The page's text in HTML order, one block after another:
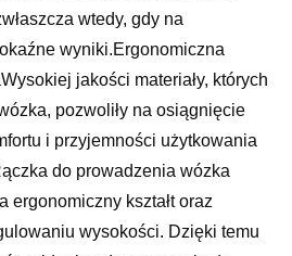
wtedy, gdy na
wyniki.Ergonomiczna
jakości materiały, których
pozwoliły na osiągnięcie
i przyjemności użytkowania
do prowadzenia wózka
ergonomiczny kształt oraz
wysokości. Dzięki temu